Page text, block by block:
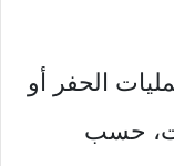
الحفر أو
حسب